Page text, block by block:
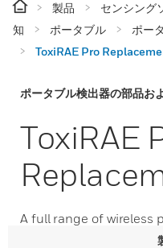
製品 センシング
知
ポータブル
ポー
ToxiRAE Pro
ポータブル検出器の部品お
ToxiRAE
A full range of wireless